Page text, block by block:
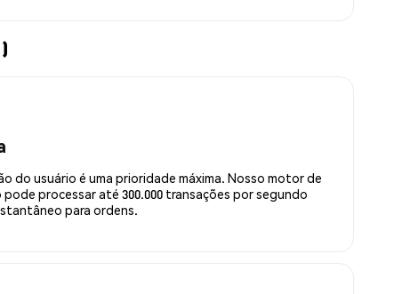
do usuário é uma prioridade máxima. Nosso motor de
processar até 300.000 transações por segundo
para ordens.